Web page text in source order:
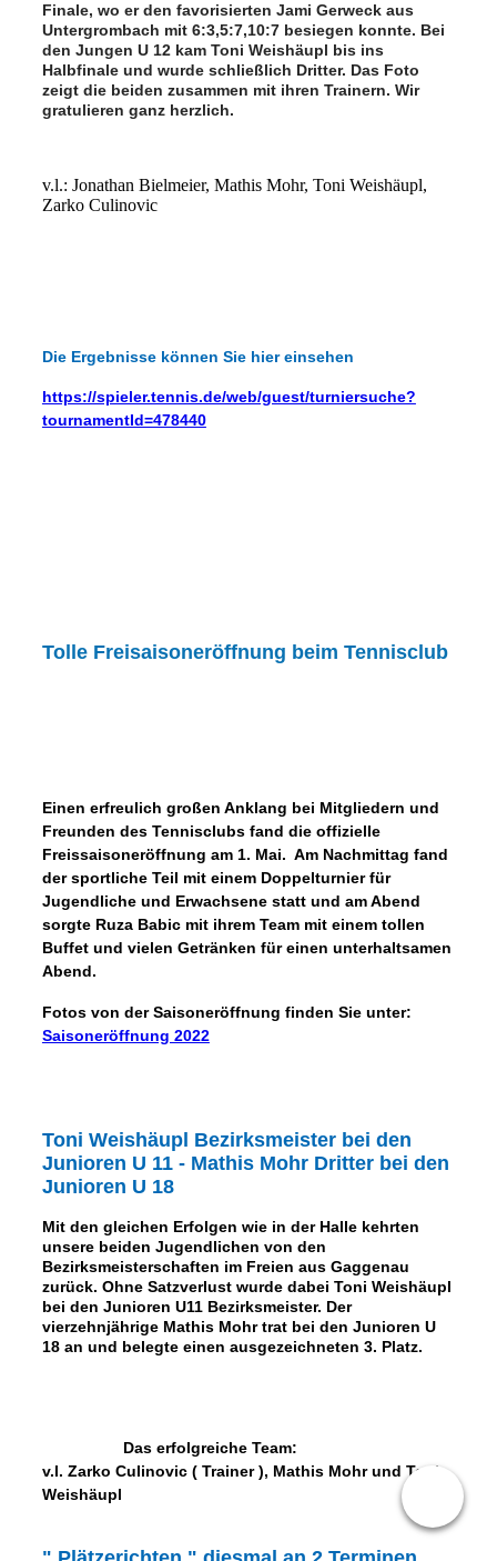
Finale, wo er den favorisierten Jami Gerweck aus
Untergrombach mit 6:3,5:7,10:7 besiegen konnte. Bei
den Jungen U 12 kam Toni Weishäupl bis ins
Halbfinale und wurde schließlich Dritter. Das Foto
zeigt die beiden zusammen mit ihren Trainern. Wir
gratulieren ganz herzlich.
v.l.: Jonathan Bielmeier, Mathis Mohr, Toni Weishäupl,
Zarko Culinovic
Die Ergebnisse können Sie hier einsehen
https://spieler.tennis.de/web/guest/turniersuche?
tournamentId=478440
Tolle Freisaisoneröffnung beim Tennisclub
Einen erfreulich großen Anklang bei Mitgliedern und
Freunden des Tennisclubs fand die offizielle
Freissaisoneröffnung am 1. Mai. Am Nachmittag fand
der sportliche Teil mit einem Doppelturnier für
Jugendliche und Erwachsene statt und am Abend
sorgte Ruza Babic mit ihrem Team mit einem tollen
Buffet und vielen Getränken für einen unterhaltsamen
Abend.
Fotos von der Saisoneröffnung finden Sie unter:
Saisoneröffnung 2022
Toni Weishäupl Bezirksmeister bei den
Junioren U 11 - Mathis Mohr Dritter bei den
Junioren U 18
Mit den gleichen Erfolgen wie in der Halle kehrten
unsere beiden Jugendlichen von den
Bezirksmeisterschaften im Freien aus Gaggenau
zurück. Ohne Satzverlust wurde dabei Toni Weishäupl
bei den Junioren U11 Bezirksmeister. Der
vierzehnjährige Mathis Mohr trat bei den Junioren U
18 an und belegte einen ausgezeichneten 3. Platz.
Das erfolgreiche Team:
v.l. Zarko Culinovic ( Trainer ), Mathis Mohr und Toni
Weishäupl